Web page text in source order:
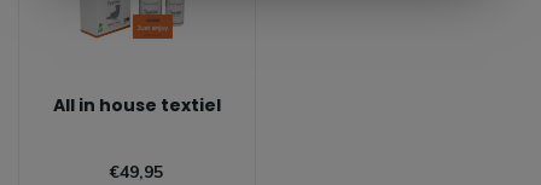
All in house textiel
€49,95